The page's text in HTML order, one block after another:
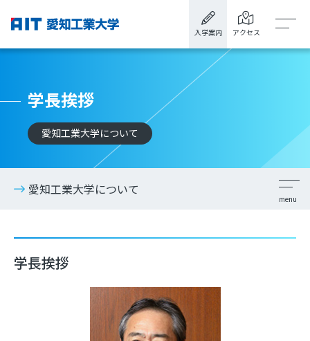
入学案内 アクセス
学長挨拶
愛知工業大学について
愛知工業大学について
学長挨拶